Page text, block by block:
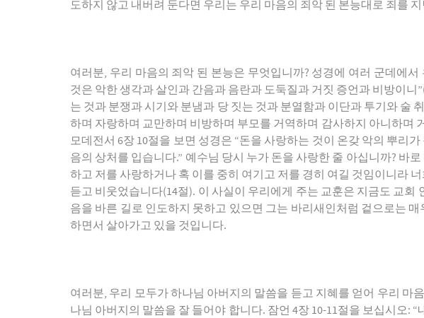
도하지 않고 내버려 둔다면 우리는 우리 마음의 죄악 된 본능대로 죄를
여러분, 우리 마음의 죄악 된 본능은 무엇입니까? 성경에 여러 군데에
것은 악한 생각과 살인과 간음과 음란과 도둑질과 거짓 증언과 비방이니
는 것과 분쟁과 시기와 분냄과 당 짓는 것과 분열함과 이단과 투기와 술
하며 자랑하며 교만하며 비방하며 부모를 거역하며 감사하지 아니하며
모데전서 6장 10절을 보면 성경은 “돈을 사랑하는 것이 온갖 악의 뿌리
음의 상처를 입습니다.” 예수님 당시 누가 돈을 사랑한 줄 아십니까? 바
하고 저를 사랑하거나 혹 이를 중히 여기고 저를 경히 여길 것임이니라
듣고 비웃었습니다(14절). 이 사실이 우리에게 주는 교훈은 지금도 교
음을 바른 길로 인도하지 못하고 있으면 그는 바리새인처럼 겉으로는
하면서 살아가고 있을 것입니다.
여러분, 우리 모두가 하나님 아버지의 말씀을 듣고 지혜를 얻어 우리 마
나님 아버지의 말씀을 잘 들어야 합니다. 잠언 4장 10-11절을 보십시오: